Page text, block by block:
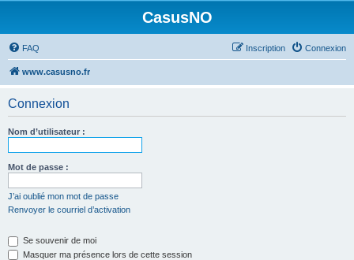
CasusNO
FAQ Connexion
Inscription
www.casusno.fr
Connexion
Nom d’utilisateur :
Mot de passe :
J’ai oublié mon mot de passe
Renvoyer le courriel d’activation
Se souvenir de moi
Masquer ma présence lors de cette session